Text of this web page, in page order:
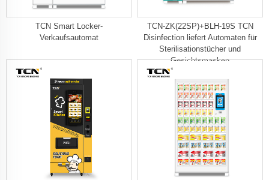
TCN Smart Locker-
Verkaufsautomat
TCN-ZK(22SP)+BLH-19S TCN
Disinfection liefert Automaten für
Sterilisationstücher und
Gesichtsmasken